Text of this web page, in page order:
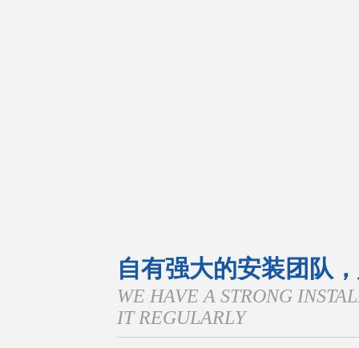
自有强大的安装团队，
WE HAVE A STRONG
IT REGULARLY